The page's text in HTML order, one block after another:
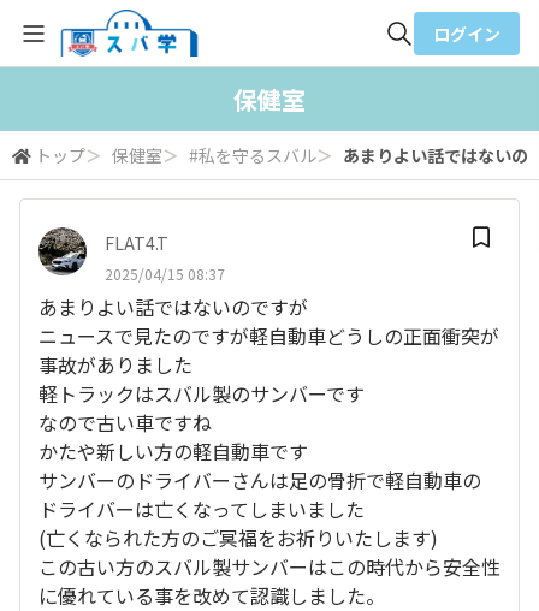
検索
ログイン
保健室
トップ＞ 保健室＞ #私を守るスバル＞ あまりよい話ではないの
FLAT4.T
2025/04/15 08:37
あまりよい話ではないのですが
ニュースで見たのですが軽自動車どうしの正面衝突が
事故がありました
軽トラックはスバル製のサンバーです
なので古い車ですね
かたや新しい方の軽自動車です
サンバーのドライバーさんは足の骨折で軽自動車の
ドライバーは亡くなってしまいました
(亡くなられた方のご冥福をお祈りいたします)
この古い方のスバル製サンバーはこの時代から安全性
に優れている事を改めて認識しました。